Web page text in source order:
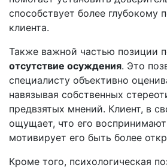
способствует более глубокому
клиента.
Также важной частью позиции
отсутствие осуждения. Это
специалисту объективно
навязывая собственных
предвзятых мнений. Клиент, в
ощущает, что его воспринимают
мотивирует его быть более
Кроме того, психологическая